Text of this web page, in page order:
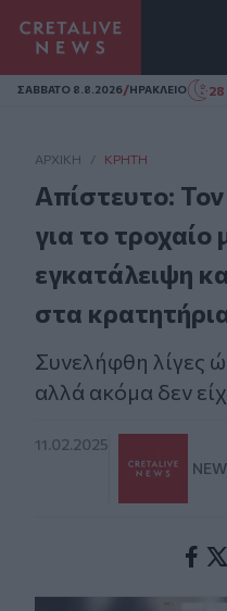
Homepage
ΣAΒΒΑΤΟ 8.8.2026/ΗΡΑΚΛΕΙΟ 28
ΑΡΧΙΚΗ / ΚΡΉΤΗ
Απίστευτο:
για το τροχαίο
εγκατάλειψη
στα
Συνελήφθη λίγες
αλλά ακόμα δεν
11.02.2025